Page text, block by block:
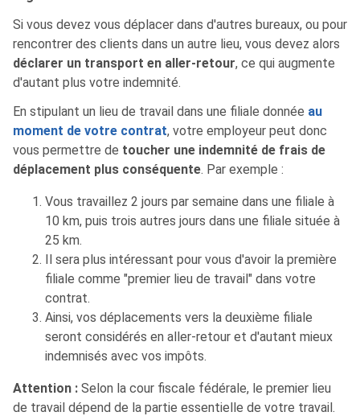
Si vous devez vous déplacer dans d'autres bureaux, ou pour
rencontrer des clients dans un autre lieu, vous devez alors
déclarer un transport en aller-retour, ce qui augmente
d'autant plus votre indemnité.
En stipulant un lieu de travail dans une filiale donnée au
moment de votre contrat, votre employeur peut donc
vous permettre de toucher une indemnité de frais de
déplacement plus conséquente. Par exemple :
Vous travaillez 2 jours par semaine dans une filiale à
10 km, puis trois autres jours dans une filiale située à
25 km.
Il sera plus intéressant pour vous d'avoir la première
filiale comme "premier lieu de travail" dans votre
contrat.
Ainsi, vos déplacements vers la deuxième filiale
seront considérés en aller-retour et d'autant mieux
indemnisés avec vos impôts.
Attention : Selon la cour fiscale fédérale, le premier lieu
de travail dépend de la partie essentielle de votre travail.